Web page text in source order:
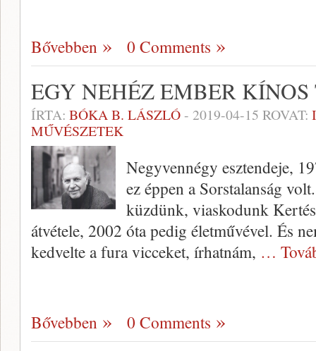
Bővebben 0 Comments
EGY NEHÉZ EMBER
ÍRTA: BÓKA B. LÁSZLÓ- 2019-04-15 ROVAT:
MŰVÉSZETEK
Negyvennégy esztendeje,
ez éppen a Sorstalanság
küzdünk, viaskodunk
átvétele, 2002 óta pedig életművével. És
kedvelte a fura vicceket, írhatnám, …
Bővebben 0 Comments